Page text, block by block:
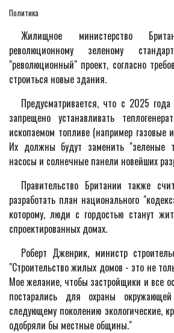
Политика
Жилищное министерство
революционному зеленому
"революционный" проект, согласно
строиться новые здания.
Предусматривается, что с 2025 года
запрещено устанавливать
ископаемом топливе (например газовые
Их должны будут заменить "зеленые
насосы и солнечные панели новейших
Правительство Британии также
разработать план национального
которому, люди с гордостью станут
спроектированных домах.
Роберт Дженрик, министр
"Строительство жилых домов - это не
Мое желание, чтобы застройщики и все
постарались для охраны
следующему поколению экологические,
одобряли бы местные общины."